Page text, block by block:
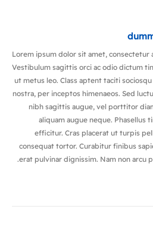
Lorem ipsum dolor sit amet, consectetur
Vestibulum sagittis orci ac odio dictum
ut metus leo. Class aptent taciti
nostra, per inceptos himenaeos. Sed
nibh sagittis augue, vel porttitor
aliquam augue neque. Phasellus
efficitur. Cras placerat ut turpis
consequat tortor. Curabitur finibus
erat pulvinar dignissim. Nam non arcu